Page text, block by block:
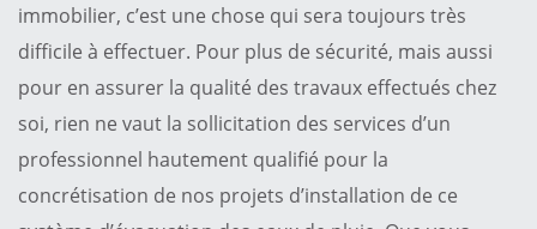
immobilier, c’est une chose qui sera toujours très
difficile à effectuer. Pour plus de sécurité, mais aussi
pour en assurer la qualité des travaux effectués chez
soi, rien ne vaut la sollicitation des services d’un
professionnel hautement qualifié pour la
concrétisation de nos projets d’installation de ce